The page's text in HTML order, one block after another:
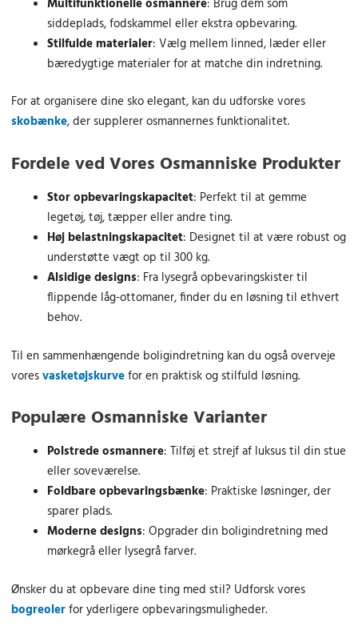
0
0
k
.
.
r
.
.
0
0
k
r
.
.
r
.
.
g
e
p
r
s
v
r
:
4
1
8
.
0
0
k
.
.
r
i
s
e
3
6
.
0
0
k
r
.
.
g
e
p
r
s
v
r
:
4
7
.
0
.
.
s
e
:
0
.
0
0
k
.
siddeplads, fodskammel eller ekstra opbevaring.
Stilfulde materialer: Vælg mellem linned, læder eller
bæredygtige materialer for at matche din indretning.
For at organisere dine sko elegant, kan du udforske vores
skobænke, der supplerer osmannernes funktionalitet.
Fordele ved Vores Osmanniske Produkter
Stor opbevaringskapacitet: Perfekt til at gemme
legetøj, tøj, tæpper eller andre ting.
Høj belastningskapacitet: Designet til at være robust og
understøtte vægt op til 300 kg.
Alsidige designs: Fra lysegrå opbevaringskister til
flippende låg-ottomaner, finder du en løsning til ethvert
behov.
Til en sammenhængende boligindretning kan du også overveje
voresvasketøjskurvefor en praktisk og stilfuld løsning.
Populære Osmanniske Varianter
Polstrede osmannere: Tilføj et strejf af luksus til din stue
eller soveværelse.
Foldbare opbevaringsbænke: Praktiske løsninger, der
sparer plads.
Moderne designs: Opgrader din boligindretning med
mørkegrå eller lysegrå farver.
Ønsker du at opbevare dine ting med stil? Udforsk vores
bogreolerfor yderligere opbevaringsmuligheder.